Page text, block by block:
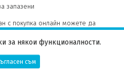
запазени
с покупка онлайн можете да
за някои функционалности.
съм